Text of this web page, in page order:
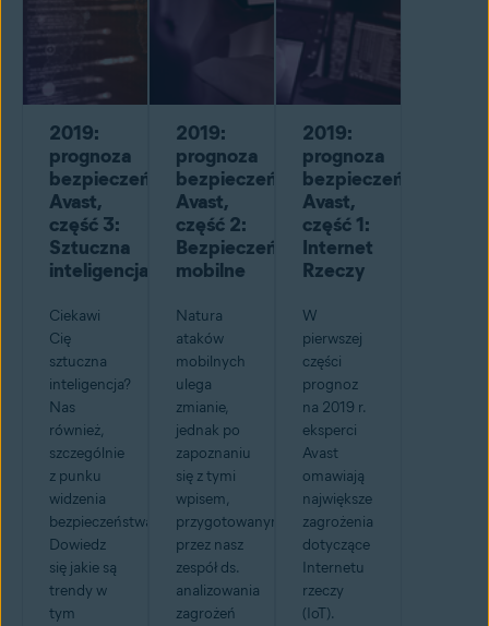
2019:
prognoza
bezpieczeństwa
Avast,
część 3:
Sztuczna
inteligencja
Ciekawi
Cię
sztuczna
inteligencja?
Nas
również,
szczególnie
z punku
widzenia
bezpieczeństwa.
Dowiedz
się jakie są
trendy w
tym
2019:
prognoza
bezpieczeństwa
Avast,
część 2:
Bezpieczeństwo
mobilne
Natura
ataków
mobilnych
ulega
zmianie,
jednak po
zapoznaniu
się z tymi
wpisem,
przygotowanym
przez nasz
zespół ds.
analizowania
zagrożeń
2019:
prognoza
bezpieczeństwa
Avast,
część 1:
Internet
Rzeczy
W
pierwszej
części
prognoz
na 2019 r.
eksperci
Avast
omawiają
największe
zagrożenia
dotyczące
Internetu
rzeczy
(IoT).